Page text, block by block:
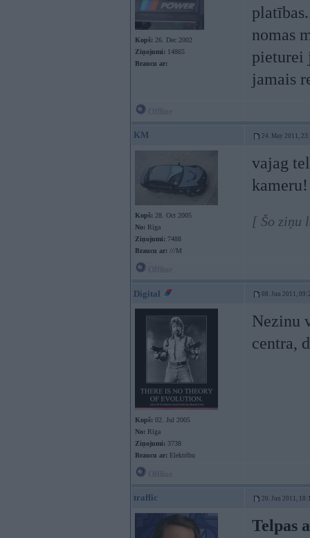
Kopš: 26. Dec 2002
Ziņojumi: 14865
Braucu ar:
nomas
pieturei
jamais
KM 24. May 2011,
Kopš: 28. Oct 2005
No: Rīga
Ziņojumi: 7488
Braucu ar: ///M
vajag
kameru!
[ Šo ziņu
Digital 08. Jun 2011,
Kopš: 02. Jul 2005
No: Rīga
Ziņojumi: 3738
Braucu ar: Elektrību
Nezinu
centra,
traffic 20. Jun 2011,
Telpas